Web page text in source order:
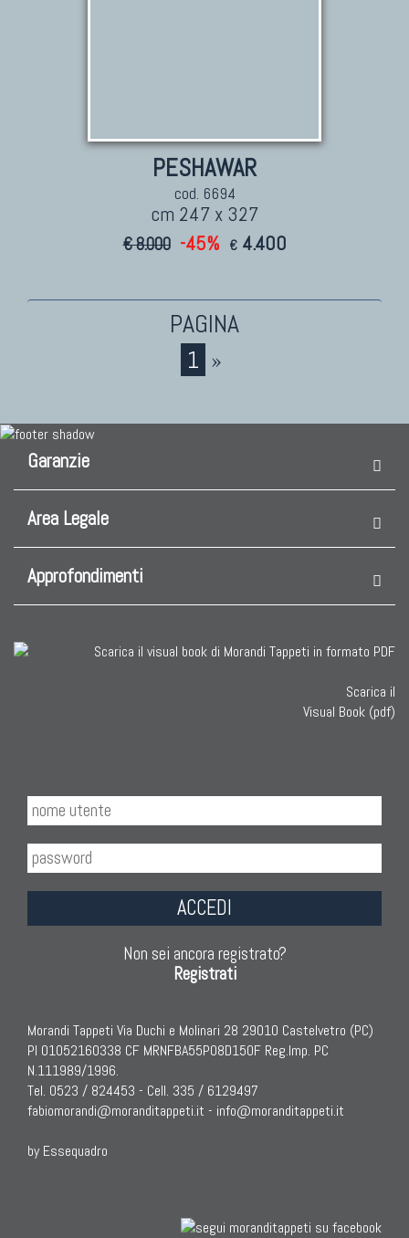
PESHAWAR
cod. 6694
cm 247 x 327
€ 8.000 -45% € 4.400
1 »
Garanzie
Area Legale
Approfondimenti
Scarica il
Visual Book (pdf)
ACCEDI
Non sei ancora registrato?
Registrati
Morandi Tappeti Via Duchi e Molinari 28 29010 Castelvetro (PC)
PI 01052160338 CF MRNFBA55P08D150F Reg.Imp. PC
N.111989/1996.
Tel. 0523 / 824453 - Cell. 335 / 6129497
fabiomorandi@moranditappeti.it - info@moranditappeti.it
by Essequadro